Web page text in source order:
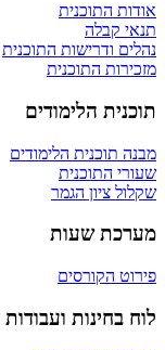
אודות התוכנית
תנאי קבלה
נהלים ודרישות התוכנית
מזכירות התוכנית
תוכנית הלימודים
מבנה תוכנית הלימודים
שעורי התוכנית
שקלול ציון הגמר
מערכת שעות
פירוט הקורסים
לוח בחינות ועבודות